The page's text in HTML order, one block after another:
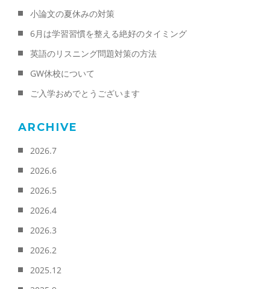
小論文の夏休みの対策
6月は学習習慣を整える絶好のタイミング
英語のリスニング問題対策の方法
GW休校について
ご入学おめでとうございます
ARCHIVE
2026.7
2026.6
2026.5
2026.4
2026.3
2026.2
2025.12